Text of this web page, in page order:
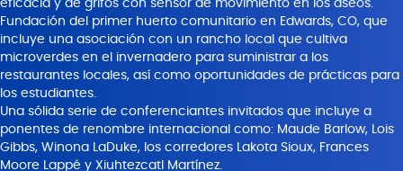
eficacia y de grifos con sensor de movimiento en los aseos.
Fundación del primer huerto comunitario en Edwards, CO, que
incluye una asociación con un rancho local que cultiva
microverdes en el invernadero para suministrar a los
restaurantes locales, así como oportunidades de prácticas para
los estudiantes.
Una sólida serie de conferenciantes invitados que incluye a
ponentes de renombre internacional como: Maude Barlow, Lois
Gibbs, Winona LaDuke, los corredores Lakota Sioux, Frances
Moore Lappé y Xiuhtezcatl Martínez.